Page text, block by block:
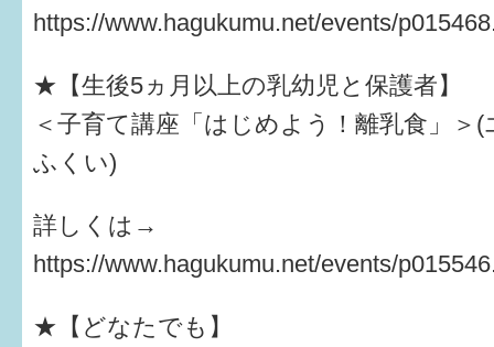
https://www.hagukumu.net/events/
★【生後5ヵ月以上の乳幼児と保護者】
＜子育て講座「はじめよう！離乳食」＞
ふくい)
詳しくは→
https://www.hagukumu.net/events/
★【どなたでも】